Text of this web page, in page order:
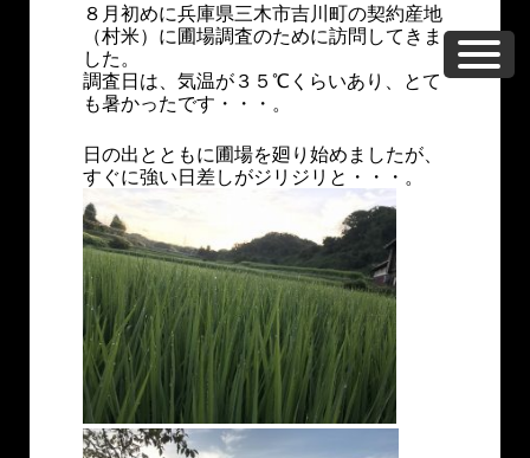
８月初めに兵庫県三木市吉川町の契約産地
（村米）に圃場調査のために訪問してきま
した。
調査日は、気温が３５℃くらいあり、とて
も暑かったです・・・。
日の出とともに圃場を廻り始めましたが、
すぐに強い日差しがジリジリと・・・。